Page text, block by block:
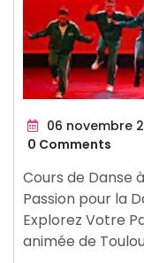
06 novembre
0 Comments
Cours de Danse
Passion pour la
Explorez Votre
animée de